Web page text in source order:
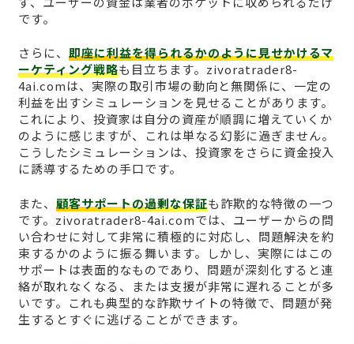
です。
さらに、 即座に利益を得られるかのように見せかけるマ
ーケティング戦略も目立ちます。zivoratrader8-
4ai.comは、実際の取引市場の動向と無関係に、一定の
利益を出すシミュレーションを見せることがあります。
これにより、投資家は自分の資産が順調に増えていくか
のように感じますが、これは単なる幻影に過ぎません。
こうしたシミュレーションは、投資家をさらに資金投入
に誘導するための手口です。
また、 顧客サポートの過剰な保証も詐欺的な特徴の一つ
です。zivoratrader8-4ai.comでは、ユーザーからの問
い合わせに対して非常に積極的に対応し、問題解決を約
束するかのように振る舞います。しかし、実際にはこの
サポートは表面的なものであり、問題が深刻化すると連
絡が取れなくなる、または支援が非常に遅れることが多
いです。これも典型的な詐欺サイトの特徴で、問題が発
生するとすぐに逃げることができます。